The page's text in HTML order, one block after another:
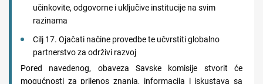
učinkovite, odgovorne i uključive institucije na svim
razinama
Cilj 17. Ojačati načine provedbe te učvrstiti globalno
partnerstvo za održivi razvoj
Pored navedenog, obaveza Savske komisije stvorit će
mogućnosti za prijenos znanja, informacija i iskustava sa